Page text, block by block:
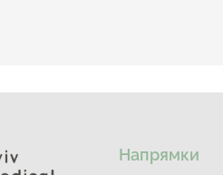
Напрямки